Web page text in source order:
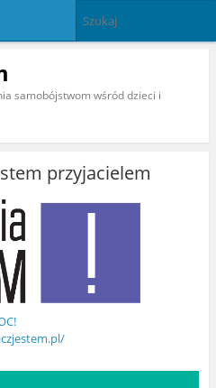
samobójstwom wśród dzieci i
przyjacielem